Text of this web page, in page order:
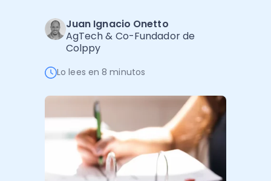
Administración Empresarial
Software Factura y Administración
Juan Ignacio Onetto
AgTech & Co-Fundador de
Colppy
Lo lees en 8 minutos